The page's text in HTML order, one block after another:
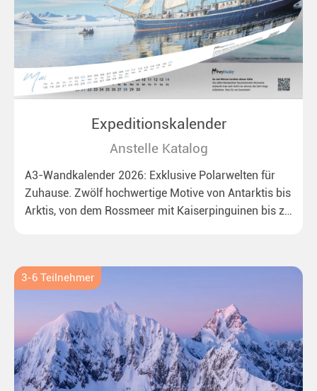
Expeditionskalender
Anstelle Katalog
A3-Wandkalender 2026: Exklusive Polarwelten für
Zuhause. Zwölf hochwertige Motive von Antarktis bis
Arktis, von dem Rossmeer mit Kaiserpinguinen bis zu
3-6 Teilnehmer